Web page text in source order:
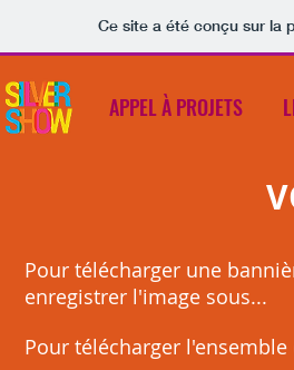
Ce site a été conçu sur la
APPEL À PROJETS
Pour télécharger une
enregistrer l'image sous...
Pour télécharger